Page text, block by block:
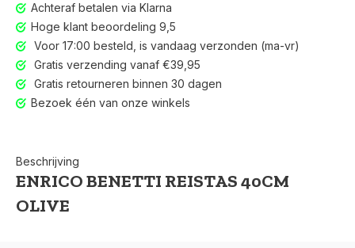
Achteraf betalen via Klarna
Hoge klant beoordeling 9,5
Voor 17:00 besteld, is vandaag verzonden (ma-vr)
Gratis verzending vanaf €39,95
Gratis retourneren binnen 30 dagen
Bezoek één van onze winkels
Beschrijving
ENRICO BENETTI REISTAS 40CM
OLIVE